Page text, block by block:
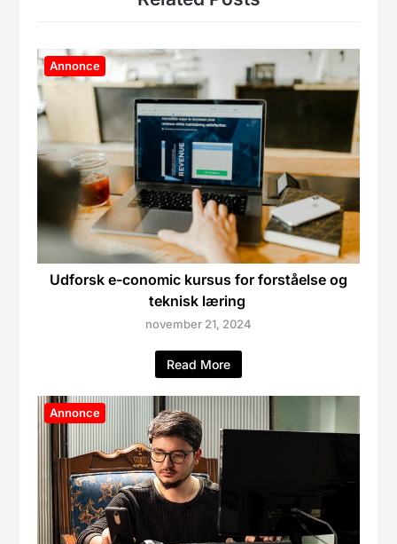
Annonce
Udforsk e-conomic kursus for forståelse og
teknisk læring
november 21, 2024
Read More
Annonce